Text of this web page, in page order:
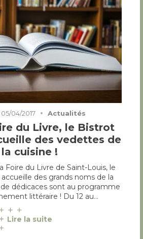
05/04/2017 Actualités
du Livre, le Bistrot
des vedettes de
la cuisine !
Foire du Livre de Saint-Louis, le
des grands noms de la
de dédicaces sont au programme
littéraire ! Du 12 au…
Lire la suite